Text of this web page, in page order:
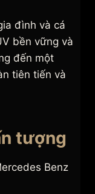
đình và cá
bền vững và
đến một
tiên tiến và
tượng
Benz